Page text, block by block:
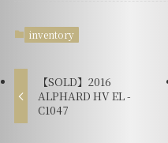
inventory
【SOLD】2016
ALPHARD HV EL -
C1047